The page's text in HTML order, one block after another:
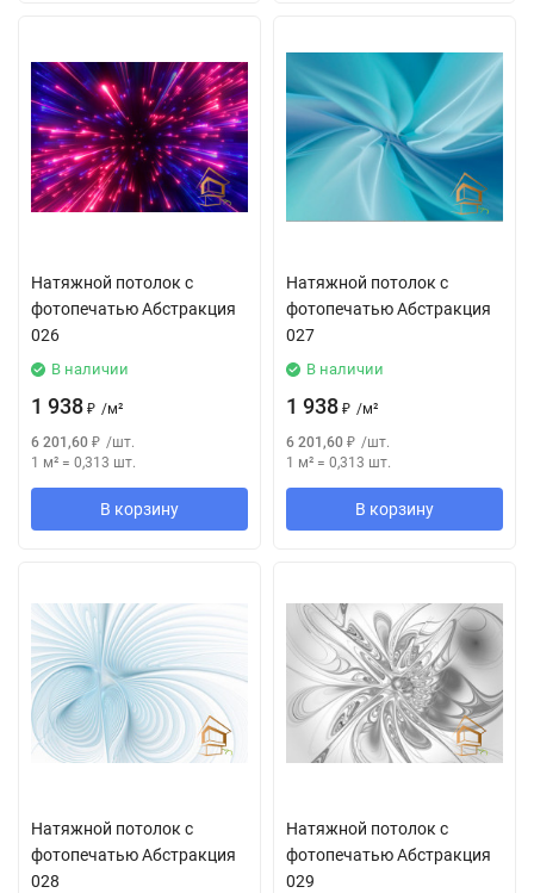
Натяжной потолок с
фотопечатью Абстракция
026
В наличии
1 938 ₽ /м²
6 201,60 ₽ /шт.
1 м² = 0,313 шт.
В корзину
Натяжной потолок с
фотопечатью Абстракция
027
В наличии
1 938 ₽ /м²
6 201,60 ₽ /шт.
1 м² = 0,313 шт.
В корзину
Натяжной потолок с
фотопечатью Абстракция
028
Натяжной потолок с
фотопечатью Абстракция
029